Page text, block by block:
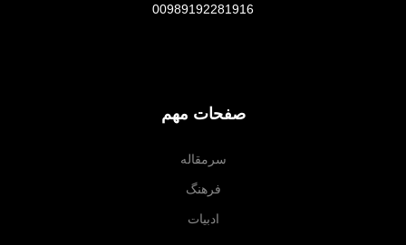
00989192281916
صفحات مهم
سرمقاله
فرهنگ
ادبیات